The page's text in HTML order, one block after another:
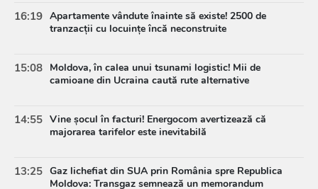
16:19 Apartamente vândute înainte să existe! 2500 de
tranzacții cu locuințe încă neconstruite
15:08 Moldova, în calea unui tsunami logistic! Mii de
camioane din Ucraina caută rute alternative
14:55 Vine șocul în facturi! Energocom avertizează că
majorarea tarifelor este inevitabilă
13:25 Gaz lichefiat din SUA prin România spre Republica
Moldova: Transgaz semnează un memorandum